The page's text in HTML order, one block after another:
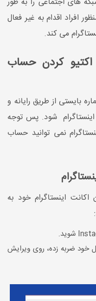
افراد اقدام به غیر فعال
می کند.
کردن حساب
بایستی از طریق رایانه و
اینستاگرام شود. پس توجه
نمی توانید حساب
اینستاگرام خود به
خود ضربه زده، روی ویرایش